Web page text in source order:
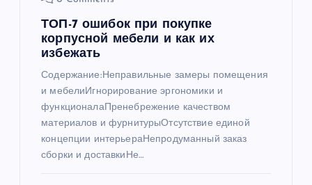
ТОП-7 ошибок при покупке
корпусной мебели и как их
избежать
Содержание:Неправильные замеры помещения
и мебелиИгнорирование эргономики и
функционалаПренебрежение качеством
материалов и фурнитурыОтсутствие единой
концепции интерьераНепродуманный заказ
сборки и доставкиНе…